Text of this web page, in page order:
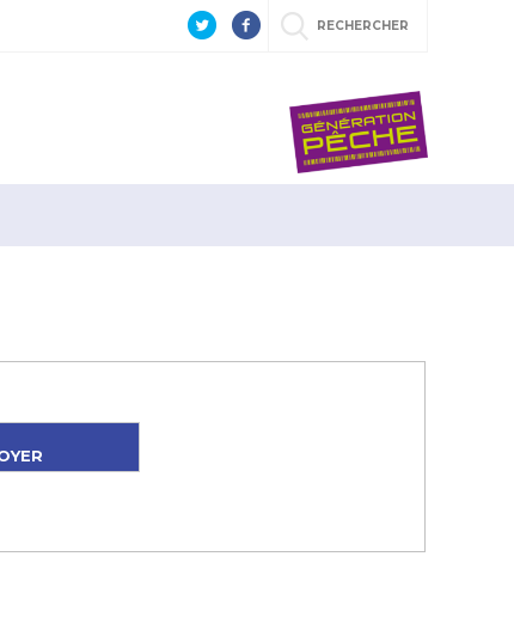
RECHERCHER